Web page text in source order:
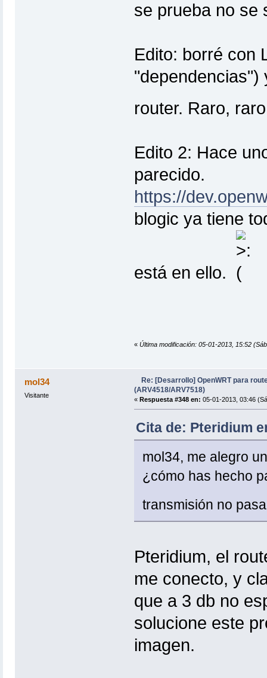
se prueba no se
Edito: borré con
"dependencias")
router. Raro,
Edito 2: Hace
parecido.
https://
blogic ya tiene
está en ello.
« Última modificación: 05-01-2013, 15:52
mol34
Visitante
Re: [Desarrollo] OpenWRT para
(ARV4518/ARV7518)
« Respuesta #348 en: 05-01-2013, 03:46
Cita de: Pteridium
mol34, me alegro
¿cómo has hecho
transmisión no
Pteridium, el
me conecto, y
que a 3 db no
solucione este
imagen.